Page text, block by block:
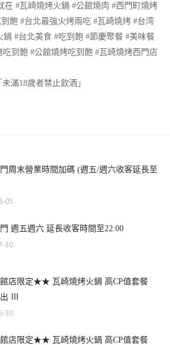
在 #瓦崎燒烤火鍋 #公館燒肉 #西門町燒烤
飽 #台北最強火烤兩吃 #瓦崎燒烤 #台湾
鍋 #台北美食 #吃到飽 #節慶聚餐 #美味餐
吃到飽 #公館燒烤吃到飽 #瓦崎燒烤西門店
滿18歲者禁止飲酒」
周末營業時間加碼 (週五/週六收客延長至
05
週五週六 延長收客時間至22:00
30
店限定★★ 瓦崎燒烤火鍋 高CP值套餐
Ⅲ
30
店限定★★ 瓦崎燒烤火鍋 高CP值套餐